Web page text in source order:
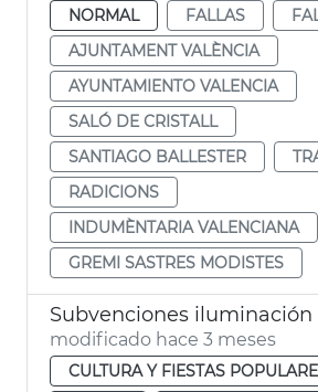
NORMAL
FALLAS
AJUNTAMENT VALÈNCIA
AYUNTAMIENTO VALENCIA
SALÓ DE CRISTALL
SANTIAGO BALLESTER
RADICIONS
INDUMÈNTARIA VALENCIANA
GREMI SASTRES MODISTES
modificado hace 3 meses
CULTURA Y FIESTAS